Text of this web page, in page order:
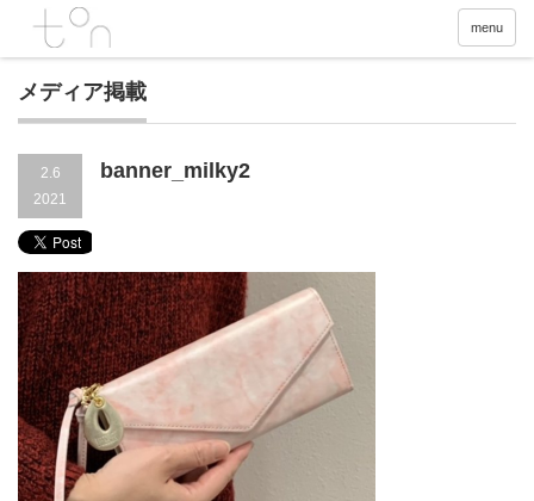
menu
メディア掲載
2.6
2021
banner_milky2